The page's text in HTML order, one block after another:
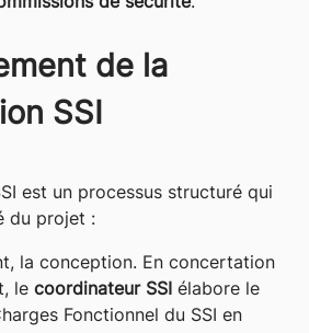
de sécurité.
de la
SSI
est un processus structuré qui
du projet :
la conception. En concertation
le coordinateur SSIélabore le
Fonctionnel du SSI en